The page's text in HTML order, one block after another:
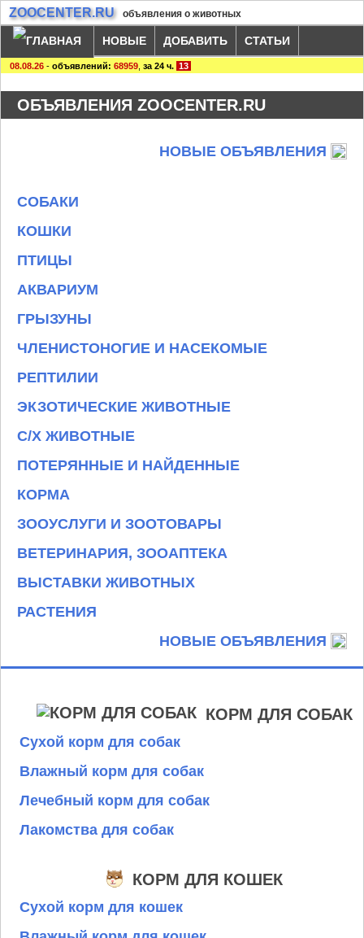
ZOOCENTER.RU объявления о животных
НОВЫЕ ДОБАВИТЬ СТАТЬИ
08.08.26 - объявлений: 68959 за 24 ч. 13
ОБЪЯВЛЕНИЯ ZOOCENTER.RU
НОВЫЕ ОБЪЯВЛЕНИЯ
СОБАКИ
КОШКИ
ПТИЦЫ
АКВАРИУМ
ГРЫЗУНЫ
ЧЛЕНИСТОНОГИЕ И НАСЕКОМЫЕ
РЕПТИЛИИ
ЭКЗОТИЧЕСКИЕ ЖИВОТНЫЕ
С/Х ЖИВОТНЫЕ
ПОТЕРЯННЫЕ И НАЙДЕННЫЕ
КОРМА
ЗООУСЛУГИ И ЗООТОВАРЫ
ВЕТЕРИНАРИЯ, ЗООАПТЕКА
ВЫСТАВКИ ЖИВОТНЫХ
РАСТЕНИЯ
НОВЫЕ ОБЪЯВЛЕНИЯ
КОРМ ДЛЯ СОБАК
Сухой корм для собак
Влажный корм для собак
Лечебный корм для собак
Лакомства для собак
КОРМ ДЛЯ КОШЕК
Сухой корм для кошек